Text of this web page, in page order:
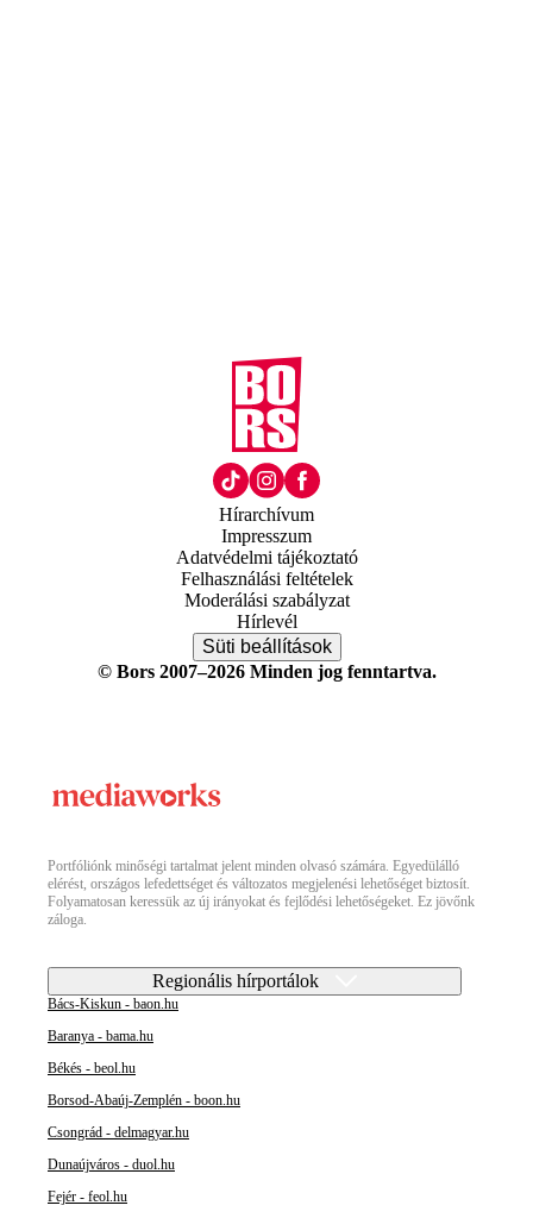
Hírarchívum
Impresszum
Adatvédelmi tájékoztató
Felhasználási feltételek
Moderálási szabályzat
Hírlevél
Süti beállítások
© Bors 2007–2026 Minden jog fenntartva.
Portfóliónk minőségi tartalmat jelent minden olvasó számára. Egyedülálló
elérést, országos lefedettséget és változatos megjelenési lehetőséget biztosít.
Folyamatosan keressük az új irányokat és fejlődési lehetőségeket. Ez jövőnk
záloga.
Regionális hírportálok
Bács-Kiskun - baon.hu
Baranya - bama.hu
Békés - beol.hu
Borsod-Abaúj-Zemplén - boon.hu
Csongrád - delmagyar.hu
Dunaújváros - duol.hu
Fejér - feol.hu